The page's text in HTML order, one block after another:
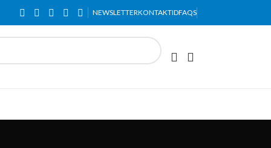
NEWSLETTERKONTAKTIDFAQS